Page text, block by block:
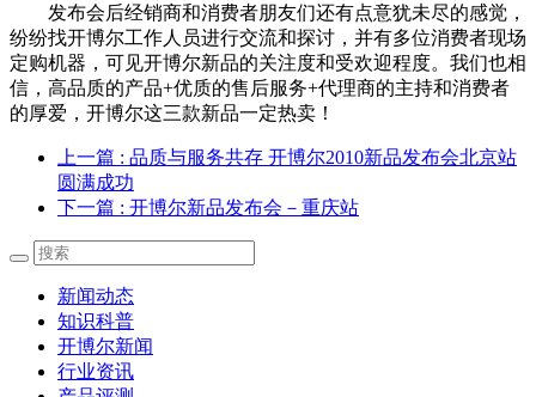
发布会后经销商和消费者朋友们还有点意犹未尽的感觉，
纷纷找开博尔工作人员进行交流和探讨，并有多位消费者现场
定购机器，可见开博尔新品的关注度和受欢迎程度。我们也相
信，高品质的产品+优质的售后服务+代理商的主持和消费者
的厚爱，开博尔这三款新品一定热卖！
上一篇 : 品质与服务共存 开博尔2010新品发布会北京站
圆满成功
下一篇 : 开博尔新品发布会－重庆站
新闻动态
知识科普
开博尔新闻
行业资讯